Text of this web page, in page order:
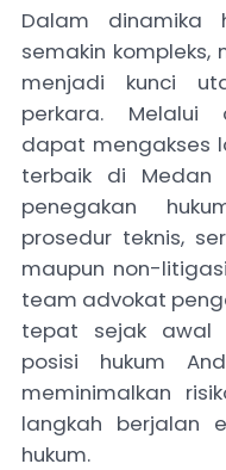
Dalam dinamika
semakin
menjadi kunci
perkara. Melalui
dapat mengakses
terbaik di Medan
penegakan
prosedur teknis,
maupun non-
team advokat
tepat sejak awal
posisi hukum
meminimalkan
langkah berjalan
hukum.